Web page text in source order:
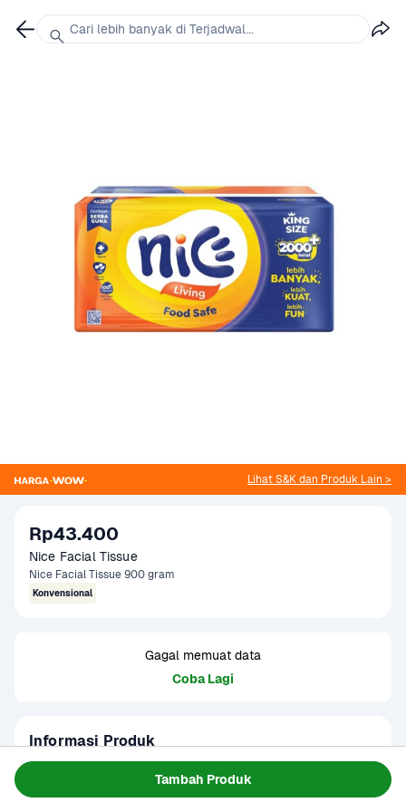
Tambah Produk
Lihat S&K dan Produk Lain >
Rp43.400
Nice Facial Tissue
Nice Facial Tissue 900 gram
Konvensional
Gagal memuat data
Coba Lagi
Informasi Produk
Nice Tissue adalah tisu serbaguna dengan isi sangat
banyak yang cocok untuk kebutuhan rumah tangga,
restoran, hingga usaha. Lembaran tisunya lembut dan kuat,
Baca Selengkapnya
Cari lebih banyak di Terjadwal...